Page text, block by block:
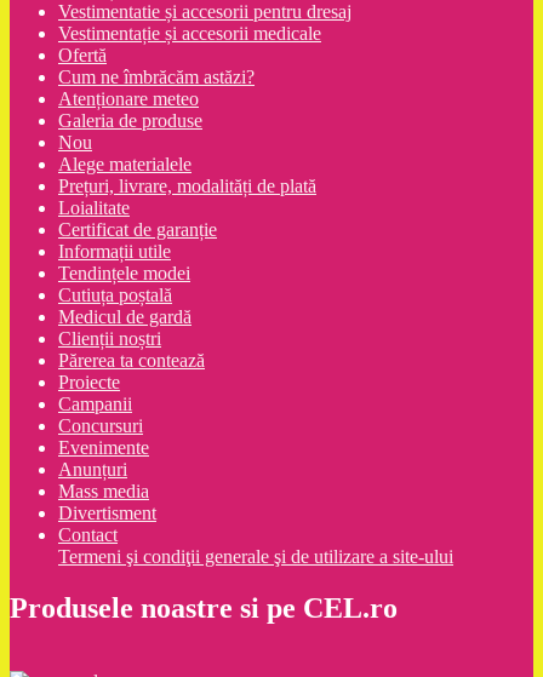
Vestimentatie și accesorii pentru dresaj
Vestimentație și accesorii medicale
Ofertă
Cum ne îmbrăcăm astăzi?
Atenționare meteo
Galeria de produse
Nou
Alege materialele
Prețuri, livrare, modalități de plată
Loialitate
Certificat de garanție
Informații utile
Tendințele modei
Cutiuța poștală
Medicul de gardă
Clienții noștri
Părerea ta contează
Proiecte
Campanii
Concursuri
Evenimente
Anunțuri
Mass media
Divertisment
Contact
Termeni şi condiţii generale şi de utilizare a site-ului
Produsele noastre si pe CEL.ro